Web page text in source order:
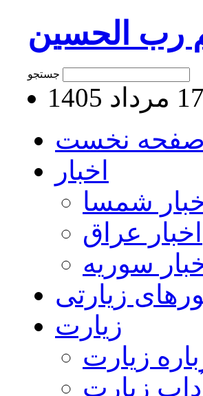
رب الحسین
صفحه نخست
اخبار
شمسا
اخبار عراق
سوریه
زیارتی
زیارت
زیارت
آداب زیارت